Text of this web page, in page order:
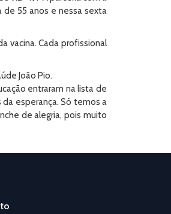
de 55 anos e nessa sexta
vacina. Cada profissional
João Pio.
entraram na lista de
esperança. Só temos a
de alegria, pois muito